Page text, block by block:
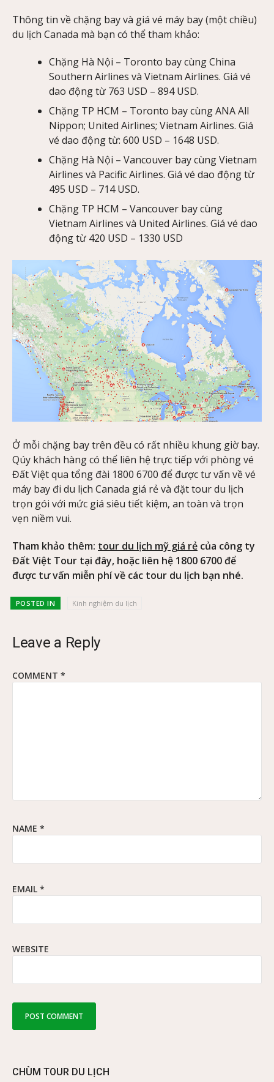
Thông tin về chặng bay và giá vé máy bay (một chiều)
du lịch Canada mà bạn có thể tham khảo:
Chặng Hà Nội – Toronto bay cùng China
Southern Airlines và Vietnam Airlines. Giá vé
dao động từ 763 USD – 894 USD.
Chặng TP HCM – Toronto bay cùng ANA All
Nippon; United Airlines; Vietnam Airlines. Giá
vé dao động từ: 600 USD – 1648 USD.
Chặng Hà Nội – Vancouver bay cùng Vietnam
Airlines và Pacific Airlines. Giá vé dao động từ
495 USD – 714 USD.
Chặng TP HCM – Vancouver bay cùng
Vietnam Airlines và United Airlines. Giá vé dao
động từ 420 USD – 1330 USD
Ở mỗi chặng bay trên đều có rất nhiều khung giờ bay.
Qúy khách hàng có thể liên hệ trực tiếp với phòng vé
Đất Việt qua tổng đài 1800 6700 để được tư vấn về vé
máy bay đi du lịch Canada giá rẻ và đặt tour du lịch
trọn gói với mức giá siêu tiết kiệm, an toàn và trọn
vẹn niềm vui.
Tham khảo thêm: tour du lịch mỹ giá rẻ của công ty
Đất Việt Tour tại đây, hoặc liên hệ 1800 6700 để
được tư vấn miễn phí về các tour du lịch bạn nhé.
POSTED IN Kinh nghiệm du lịch
Leave a Reply
COMMENT *
NAME *
EMAIL *
WEBSITE
CHÙM TOUR DU LỊCH